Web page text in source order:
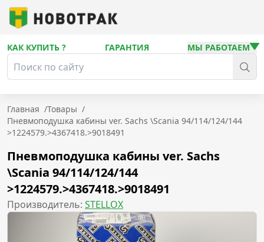
КАК КУПИТЬ ? ГАРАНТИЯ МЫ РАБОТАЕМ
Главная /Товары /
Пневмоподушка кабины ver. Sachs \Scania 94/114/124/144
>1224579.>4367418.>9018491
Пневмоподушка кабины ver. Sachs
\Scania 94/114/124/144
>1224579.>4367418.>9018491
Производитель: STELLOX